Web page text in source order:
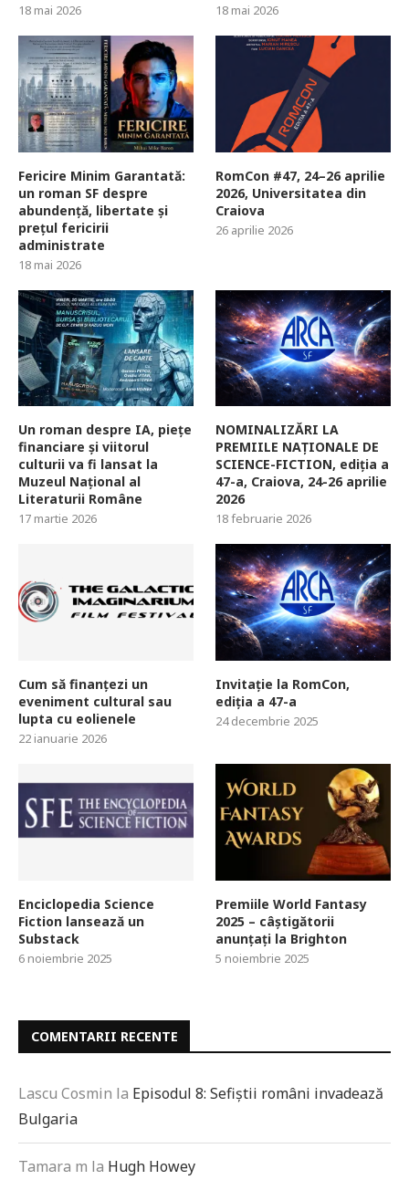
18 mai 2026 18 mai 2026
Fericire Minim Garantată:
un roman SF despre
abundență, libertate și
prețul fericirii
administrate
18 mai 2026
RomCon #47, 24–26 aprilie
2026, Universitatea din
Craiova
26 aprilie 2026
Un roman despre IA, piețe
financiare și viitorul
culturii va fi lansat la
Muzeul Național al
Literaturii Române
17 martie 2026
NOMINALIZĂRI LA
PREMIILE NAȚIONALE DE
SCIENCE-FICTION, ediția a
47-a, Craiova, 24-26 aprilie
2026
18 februarie 2026
Cum să finanțezi un
eveniment cultural sau
lupta cu eolienele
22 ianuarie 2026
Invitație la RomCon,
ediția a 47-a
24 decembrie 2025
Enciclopedia Science
Fiction lansează un
Substack
6 noiembrie 2025
Premiile World Fantasy
2025 – câștigătorii
anunțați la Brighton
5 noiembrie 2025
COMENTARII RECENTE
Lascu Cosmin la Episodul 8: Sefiștii români invadează
Bulgaria
Tamara m la Hugh Howey